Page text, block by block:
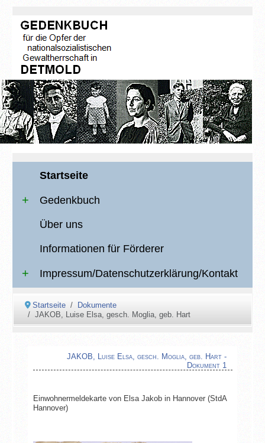
Startseite
Gedenkbuch
Über uns
Informationen für Förderer
Impressum/Datenschutzerklärung/Kontakt
Startseite
Dokumente
JAKOB, Luise Elsa, gesch. Moglia, geb. Hart
JAKOB, Luise Elsa, gesch. Moglia, geb. Hart -
Dokument 1
Einwohnermeldekarte von Elsa Jakob in Hannover (StdA
Hannover)